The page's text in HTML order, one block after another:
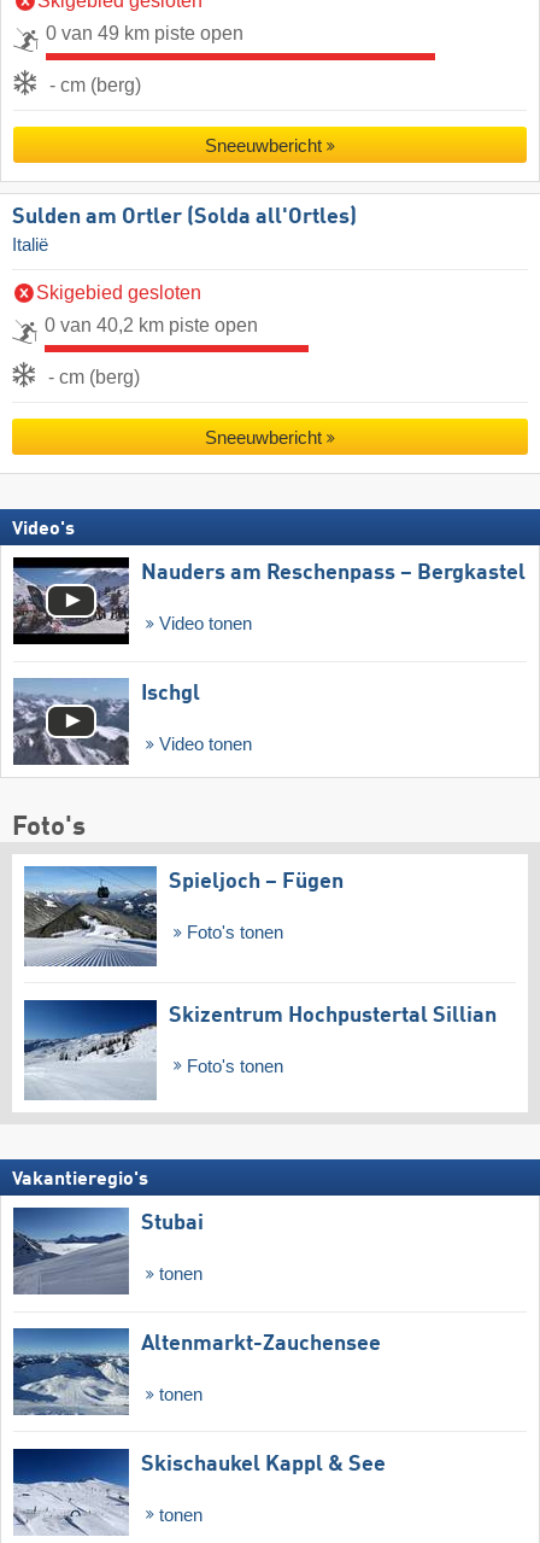
0 van 49 km piste open
- cm (berg)
Sneeuwbericht
Sulden am Ortler (Solda all'Ortles)
Italië
Skigebied gesloten
0 van 40,2 km piste open
- cm (berg)
Sneeuwbericht
Video's
Nauders am Reschenpass – Bergkastel
Video tonen
Ischgl
Video tonen
Foto's
Spieljoch – Fügen
Foto's tonen
Skizentrum Hochpustertal Sillian
Foto's tonen
Vakantieregio's
Stubai
tonen
Altenmarkt-Zauchensee
tonen
Skischaukel Kappl & See
tonen